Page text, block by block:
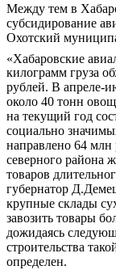
Между тем в
субсидирование
Охотский
«Хабаровские
килограмм груза
рублей. В апреле-
около 40 тонн
на текущий год
социально
направлено 64
северного района
товаров
губернатор
крупные склады
завозить товары
дожидаясь
строительства
определен.